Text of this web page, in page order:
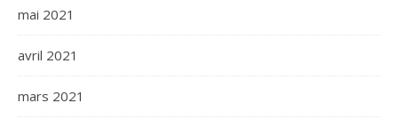
mai 2021
avril 2021
mars 2021